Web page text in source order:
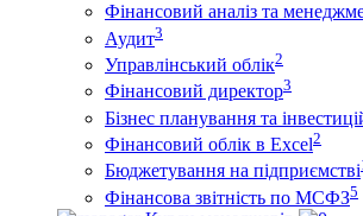
Фінансовий аналіз та
Аудит3
Управлінський облік2
Фінансовий директор3
Бізнес планування та
Фінансовий облiк в Excel2
Бюджетування на підприємстві
Фінансова звітність по МСФЗ5